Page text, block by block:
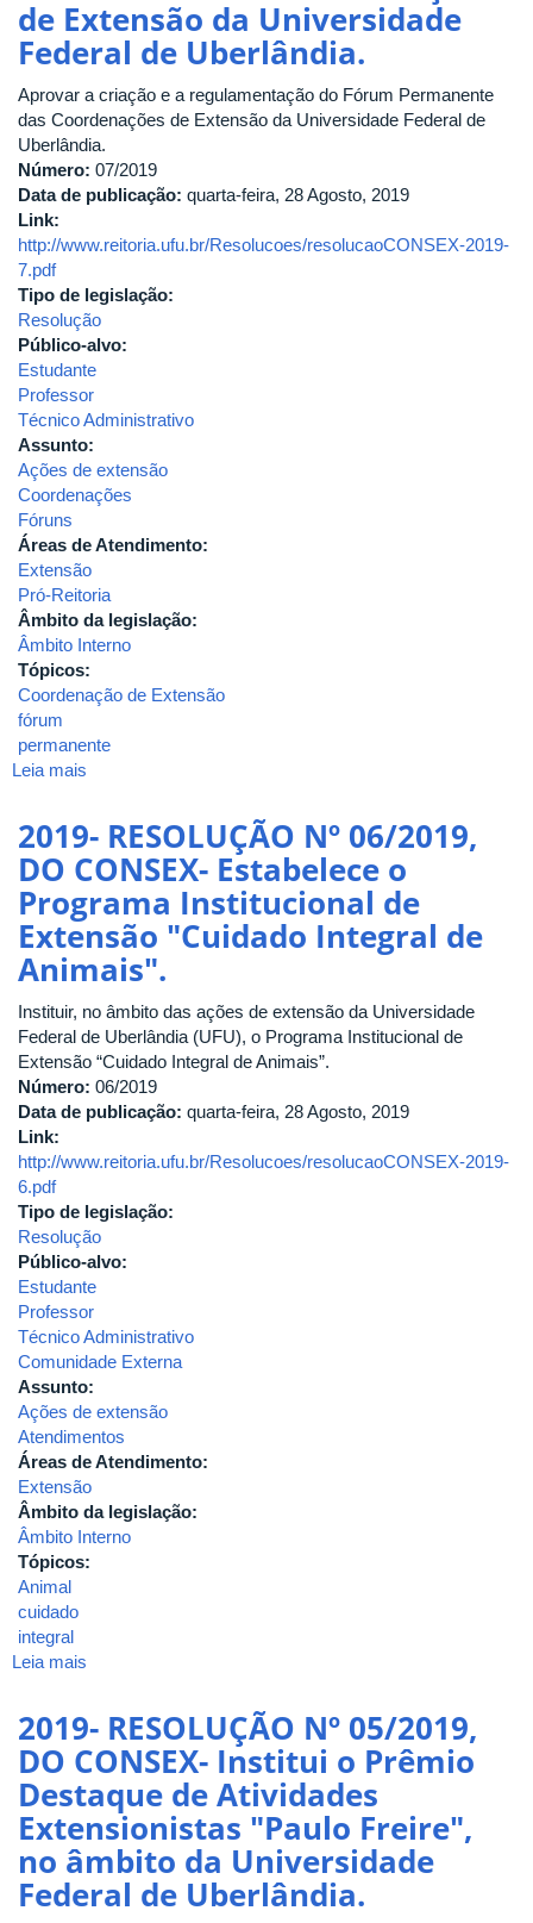
o
Prêmio
Destaque
de
Práticas
Culturais
“Cora
Pavan
no
da
Universidade
Federal
de
Uberlândia.
de Extensão da Universidade
Federal de Uberlândia.
Aprovar a criação e a regulamentação do Fórum Permanente
das Coordenações de Extensão da Universidade Federal de
Uberlândia.
Número: 07/2019
Data de publicação: quarta-feira, 28 Agosto, 2019
Link:
http://www.reitoria.ufu.br/Resolucoes/resolucaoCONSEX-2019-
7.pdf
Tipo de legislação:
Resolução
Público-alvo:
Estudante
Professor
Técnico Administrativo
Assunto:
Ações de extensão
Coordenações
Fóruns
Áreas de Atendimento:
Extensão
Pró-Reitoria
Âmbito da legislação:
Âmbito Interno
Tópicos:
Coordenação de Extensão
fórum
permanente
Leia mais
Nº
07/2019,
DO
CONSEX-
Aprova
a
e
regulamentação
do
Fórum
Permanente
Coordenações
Extensão
da
Universidade
Federal
de
Uberlândia.
2019- RESOLUÇÃO Nº 06/2019,
DO CONSEX- Estabelece o
Programa Institucional de
Extensão "Cuidado Integral de
Animais".
Instituir, no âmbito das ações de extensão da Universidade
Federal de Uberlândia (UFU), o Programa Institucional de
Extensão “Cuidado Integral de Animais”.
Número: 06/2019
Data de publicação: quarta-feira, 28 Agosto, 2019
Link:
http://www.reitoria.ufu.br/Resolucoes/resolucaoCONSEX-2019-
6.pdf
Tipo de legislação:
Resolução
Público-alvo:
Estudante
Professor
Técnico Administrativo
Comunidade Externa
Assunto:
Ações de extensão
Atendimentos
Áreas de Atendimento:
Extensão
Âmbito da legislação:
Âmbito Interno
Tópicos:
Animal
cuidado
integral
Leia mais
Nº
06/2019,
DO
CONSEX-
Estabelece
o
Programa
Institucional
2019- RESOLUÇÃO Nº 05/2019,
DO CONSEX- Institui o Prêmio
Destaque de Atividades
Extensionistas "Paulo Freire",
no âmbito da Universidade
Federal de Uberlândia.